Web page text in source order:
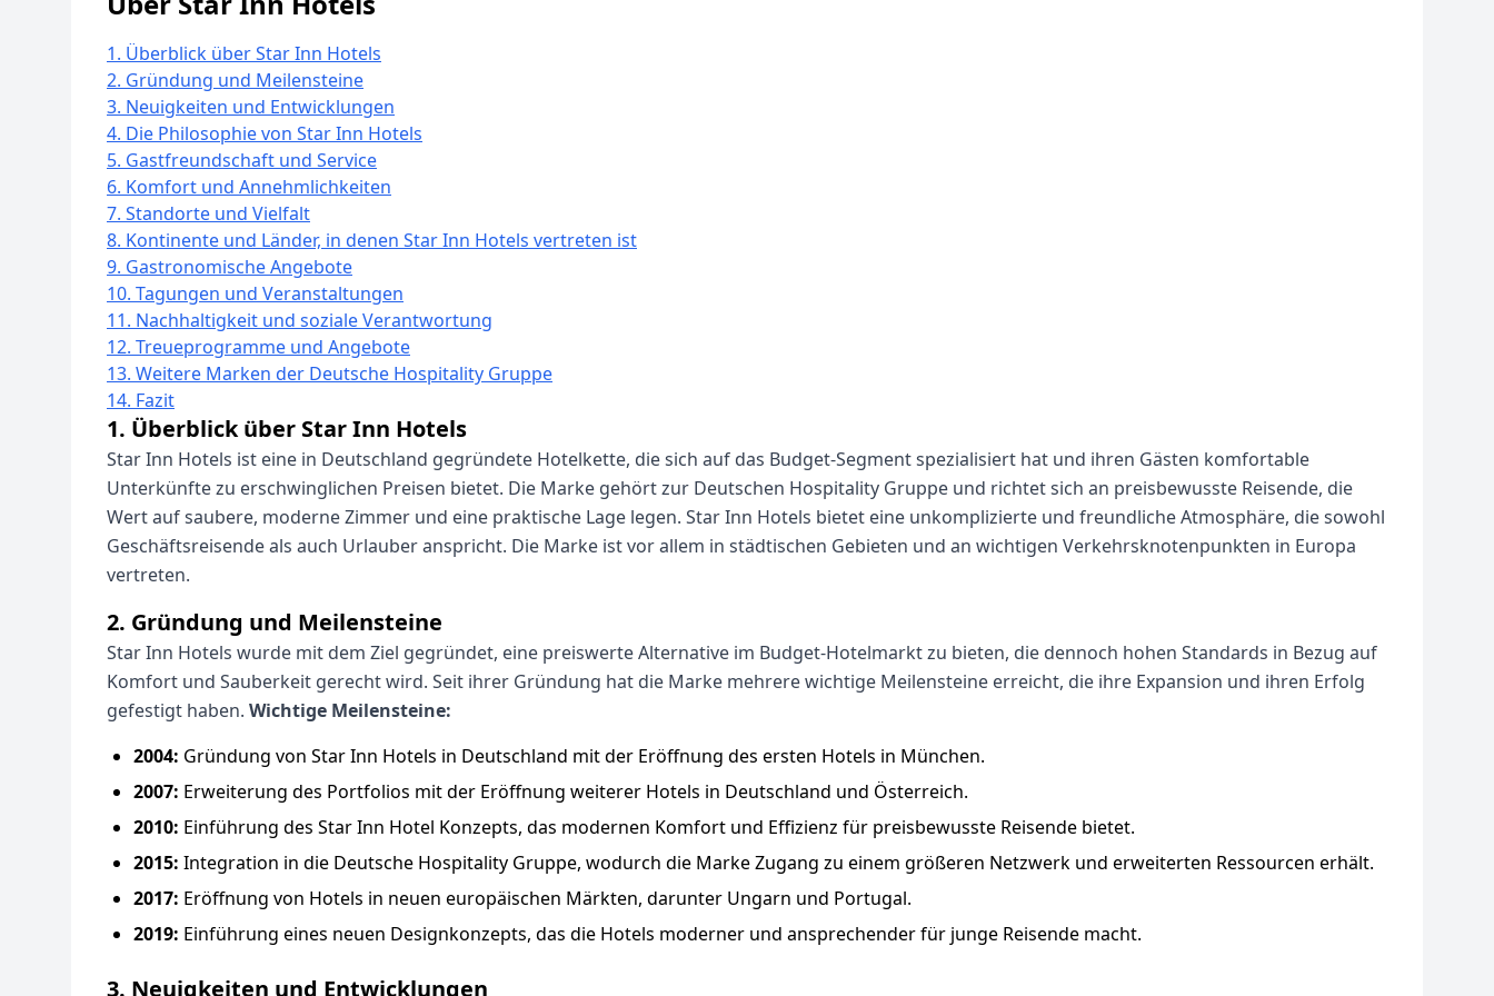
1. Überblick über Star Inn Hotels
2. Gründung und Meilensteine
3. Neuigkeiten und Entwicklungen
4. Die Philosophie von Star Inn Hotels
5. Gastfreundschaft und Service
6. Komfort und Annehmlichkeiten
7. Standorte und Vielfalt
8. Kontinente und Länder, in denen Star Inn Hotels vertreten ist
9. Gastronomische Angebote
10. Tagungen und Veranstaltungen
11. Nachhaltigkeit und soziale Verantwortung
12. Treueprogramme und Angebote
13. Weitere Marken der Deutsche Hospitality Gruppe
14. Fazit
1. Überblick über Star Inn Hotels
Star Inn Hotels ist eine in Deutschland gegründete Hotelkette, die sich auf das Budget-Segment spezialisiert hat und ihren Gästen komfortable
Unterkünfte zu erschwinglichen Preisen bietet. Die Marke gehört zur Deutschen Hospitality Gruppe und richtet sich an preisbewusste Reisende, die
Wert auf saubere, moderne Zimmer und eine praktische Lage legen. Star Inn Hotels bietet eine unkomplizierte und freundliche Atmosphäre, die sowohl
Geschäftsreisende als auch Urlauber anspricht. Die Marke ist vor allem in städtischen Gebieten und an wichtigen Verkehrsknotenpunkten in Europa
vertreten.
2. Gründung und Meilensteine
Star Inn Hotels wurde mit dem Ziel gegründet, eine preiswerte Alternative im Budget-Hotelmarkt zu bieten, die dennoch hohen Standards in Bezug auf
Komfort und Sauberkeit gerecht wird. Seit ihrer Gründung hat die Marke mehrere wichtige Meilensteine erreicht, die ihre Expansion und ihren Erfolg
gefestigt haben. Wichtige Meilensteine:
2004: Gründung von Star Inn Hotels in Deutschland mit der Eröffnung des ersten Hotels in München.
2007: Erweiterung des Portfolios mit der Eröffnung weiterer Hotels in Deutschland und Österreich.
2010: Einführung des Star Inn Hotel Konzepts, das modernen Komfort und Effizienz für preisbewusste Reisende bietet.
2015: Integration in die Deutsche Hospitality Gruppe, wodurch die Marke Zugang zu einem größeren Netzwerk und erweiterten Ressourcen erhält.
2017: Eröffnung von Hotels in neuen europäischen Märkten, darunter Ungarn und Portugal.
2019: Einführung eines neuen Designkonzepts, das die Hotels moderner und ansprechender für junge Reisende macht.
3. Neuigkeiten und Entwicklungen